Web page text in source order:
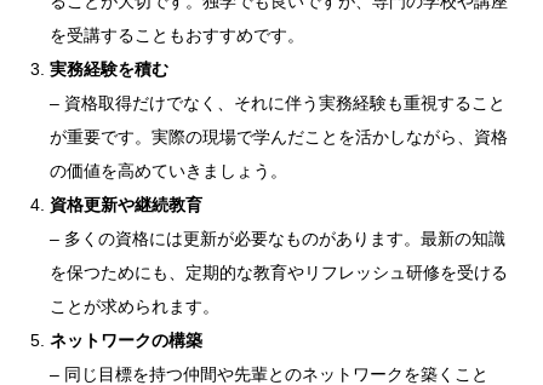
を受講することもおすすめです。
実務経験を積む
– 資格取得だけでなく、それに伴う実務経験も重視すること
が重要です。実際の現場で学んだことを活かしながら、資格
の価値を高めていきましょう。
資格更新や継続教育
– 多くの資格には更新が必要なものがあります。最新の知識
を保つためにも、定期的な教育やリフレッシュ研修を受ける
ことが求められます。
ネットワークの構築
– 同じ目標を持つ仲間や先輩とのネットワークを築くこと